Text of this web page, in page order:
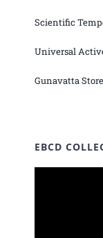
Scientific
Universal
Gunavatta Store
EBCD